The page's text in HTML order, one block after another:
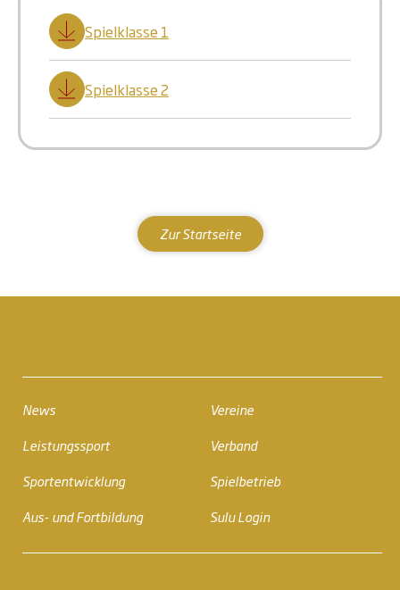
Spielklasse 1
Spielklasse 2
Zur Startseite
News
Leistungssport
Sportentwicklung
Aus- und Fortbildung
Vereine
Verband
Spielbetrieb
Sulu Login